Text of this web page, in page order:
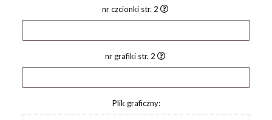
nr czcionki str. 2
nr grafiki str. 2
Plik graficzny: